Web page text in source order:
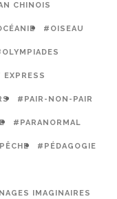
CHINOIS
#OISEAU
#PAIR-NON-PAIR
#PARANORMAL
#PÉDAGOGIE
IMAGINAIRES